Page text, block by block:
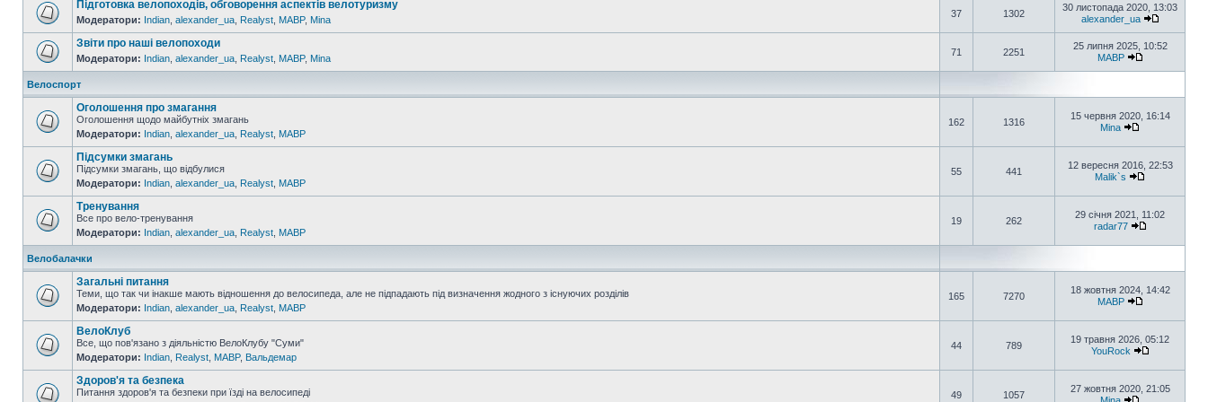
Підготовка велопоходів, обговорення аспектів велотуризму
Модератори: Indian alexander_ua Realyst MABP, Mina
37 1302
30 листопада 2020, 13:03
alexander_ua
Звіти про наші велопоходи
Модератори: Indian alexander_ua Realyst MABP, Mina
71 2251
25 липня 2025, 10:52
MABP
Велоспорт
Оголошення про змагання
Оголошення щодо майбутніх змагань
Модератори: Indian alexander_ua Realyst MABP
162 1316
15 червня 2020, 16:14
Mina
Підсумки змагань
Підсумки змагань, що відбулися
Модератори: Indian alexander_ua Realyst MABP
55 441
12 вересня 2016, 22:53
Malik`s
Тренування
Все про вело-тренування
Модератори: Indian alexander_ua Realyst MABP
19 262
29 січня 2021, 11:02
radar77
Велобалачки
Загальні питання
Теми, що так чи інакше мають відношення до велосипеда, але не підпадають під визначення жодного з існуючих розділів
Модератори: Indian alexander_ua Realyst MABP
165 7270
18 жовтня 2024, 14:42
MABP
ВелоКлуб
Все, що пов'язано з діяльністю ВелоКлубу "Суми"
Модератори: Indian Realyst MABP, Вальдемар
44 789
19 травня 2026, 05:12
YouRock
Здоров'я та безпека
Питання здоров'я та безпеки при їзді на велосипеді
49 1057
27 жовтня 2020, 21:05